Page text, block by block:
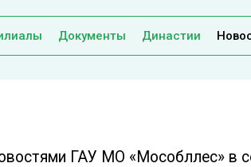
Документы Династии
ГАУ МО «Мособллес» в